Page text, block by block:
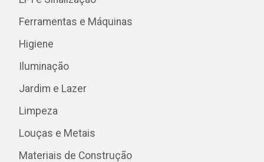
Ferramentas e Máquinas
Higiene
Iluminação
Jardim e Lazer
Limpeza
Louças e Metais
Materiais de Construção